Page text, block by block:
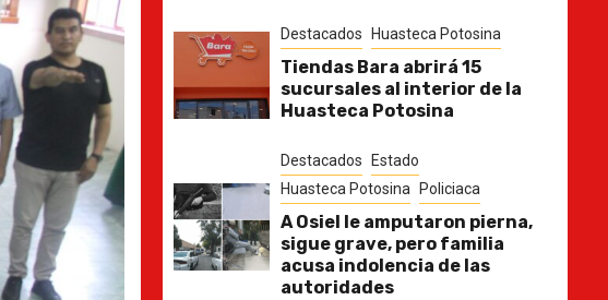
Destacados Huasteca Potosina
Tiendas Bara abrirá 15
sucursales al interior de la
Huasteca Potosina
Destacados
Estado
Huasteca Potosina
Policiaca
A Osiel le amputaron pierna,
sigue grave, pero familia
acusa indolencia de las
autoridades